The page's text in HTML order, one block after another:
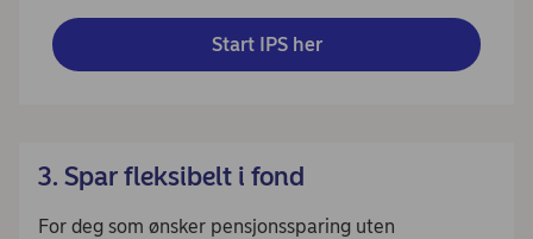
Start IPS her
3. Spar fleksibelt i fond
For deg som ønsker pensjonssparing uten